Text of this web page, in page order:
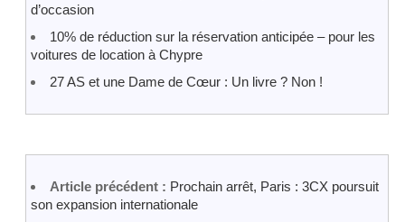
d’occasion
10% de réduction sur la réservation anticipée – pour les
voitures de location à Chypre
27 AS et une Dame de Cœur : Un livre ? Non !
Article précédent : Prochain arrêt, Paris : 3CX poursuit
son expansion internationale